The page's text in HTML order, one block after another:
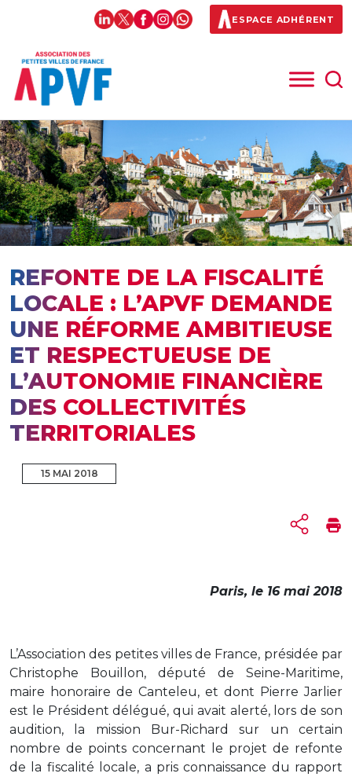
ESPACE ADHÉRENT
REFONTE DE LA FISCALITÉ
LOCALE : L’APVF DEMANDE
UNE RÉFORME AMBITIEUSE
ET RESPECTUEUSE DE
L’AUTONOMIE FINANCIÈRE
DES COLLECTIVITÉS
TERRITORIALES
15 MAI 2018
Paris, le 16 mai 2018
L’Association des petites villes de France, présidée par
Christophe Bouillon, député de Seine-Maritime,
maire honoraire de Canteleu, et dont Pierre Jarlier
est le Président délégué, qui avait alerté, lors de son
audition, la mission Bur-Richard sur un certain
nombre de points concernant le projet de refonte
de la fiscalité locale, a pris connaissance du rapport